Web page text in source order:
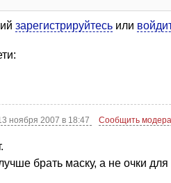
зарегистрируйтесь или
ноября 2007 в 18:47 Сообщить
брать маску, а не очки